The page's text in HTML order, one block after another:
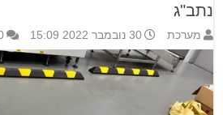
נתב"ג
מערכת 30 נובמבר 2022 15:09